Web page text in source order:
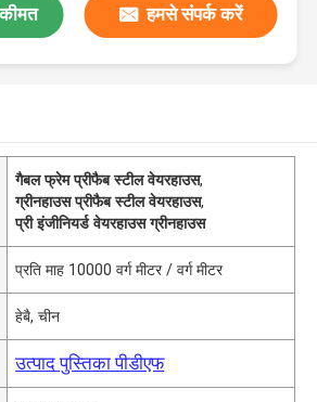
हमसे संपर्क करें
गैबल फ्रेम प्रीफैब स्टील वेयरहाउस,
ग्रीनहाउस प्रीफैब स्टील वेयरहाउस,
प्री इंजीनियर्ड वेयरहाउस ग्रीनहाउस
प्रति माह 10000 वर्ग मीटर / वर्ग मीटर
हेबै, चीन
उत्पाद पुस्तिका पीडीएफ